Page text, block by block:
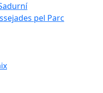
pel Parc